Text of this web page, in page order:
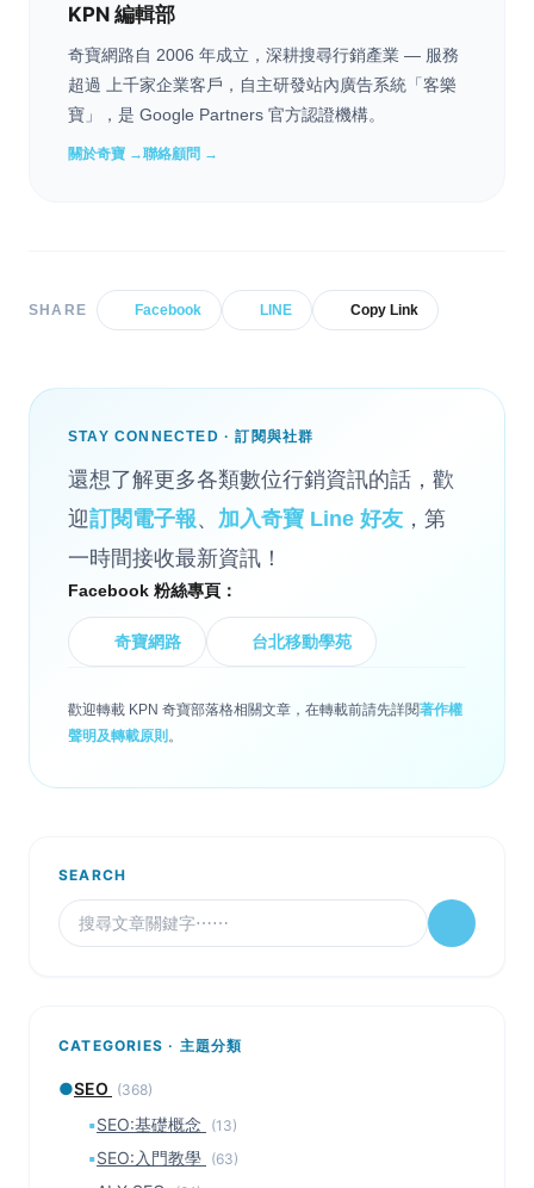
KPN 編輯部
奇寶網路自 2006 年成立，深耕搜尋行銷產業 — 服務
超過 上千家企業客戶，自主研發站內廣告系統「客樂
寶」，是 Google Partners 官方認證機構。
關於奇寶 →聯絡顧問 →
SHARE Facebook LINE Copy Link
STAY CONNECTED · 訂閱與社群
還想了解更多各類數位行銷資訊的話，歡
迎訂閱電子報、 加入奇寶 Line 好友 ，第
一時間接收最新資訊！
Facebook 粉絲專頁：
奇寶網路 台北移動學苑
歡迎轉載 KPN 奇寶部落格相關文章，在轉載前請先詳閱著作權
聲明及轉載原則 。
SEARCH
CATEGORIES · 主題分類
●SEO (368)
▪SEO:基礎概念 (13)
▪SEO:入門教學 (63)